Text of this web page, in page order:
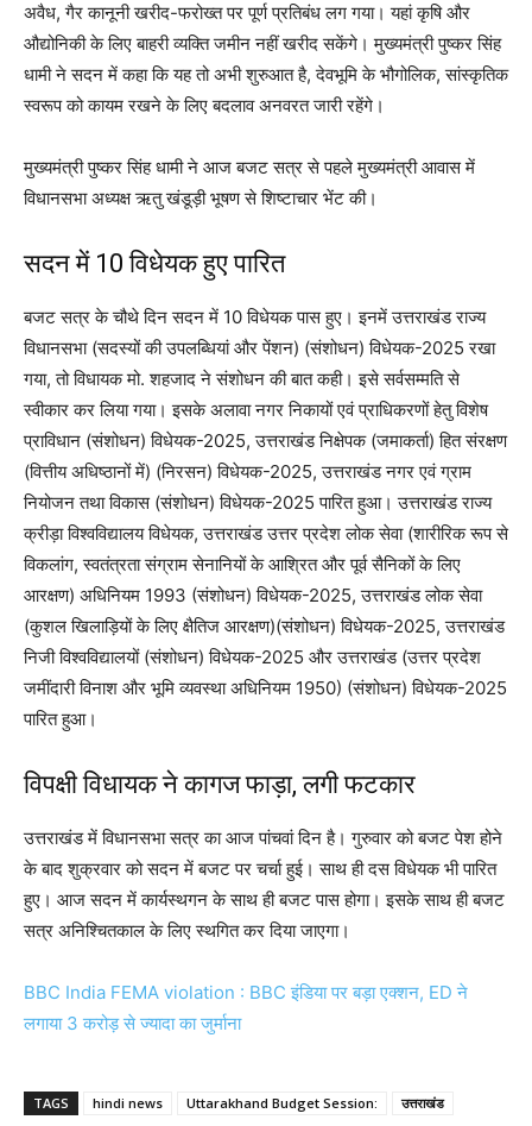
अवैध, गैर कानूनी खरीद-फरोख्त पर पूर्ण प्रतिबंध लग गया। यहां कृषि और
औद्योनिकी के लिए बाहरी व्यक्ति जमीन नहीं खरीद सकेंगे। मुख्यमंत्री पुष्कर सिंह
धामी ने सदन में कहा कि यह तो अभी शुरुआत है, देवभूमि के भौगोलिक, सांस्कृतिक
स्वरूप को कायम रखने के लिए बदलाव अनवरत जारी रहेंगे।
मुख्यमंत्री पुष्कर सिंह धामी ने आज बजट सत्र से पहले मुख्यमंत्री आवास में
विधानसभा अध्यक्ष ऋतु खंडूड़ी भूषण से शिष्टाचार भेंट की।
सदन में 10 विधेयक हुए पारित
बजट सत्र के चौथे दिन सदन में 10 विधेयक पास हुए। इनमें उत्तराखंड राज्य
विधानसभा (सदस्यों की उपलब्धियां और पेंशन) (संशोधन) विधेयक-2025 रखा
गया, तो विधायक मो. शहजाद ने संशोधन की बात कही। इसे सर्वसम्मति से
स्वीकार कर लिया गया। इसके अलावा नगर निकायों एवं प्राधिकरणों हेतु विशेष
प्राविधान (संशोधन) विधेयक-2025, उत्तराखंड निक्षेपक (जमाकर्ता) हित संरक्षण
(वित्तीय अधिष्ठानों में) (निरसन) विधेयक-2025, उत्तराखंड नगर एवं ग्राम
नियोजन तथा विकास (संशोधन) विधेयक-2025 पारित हुआ। उत्तराखंड राज्य
क्रीड़ा विश्वविद्यालय विधेयक, उत्तराखंड उत्तर प्रदेश लोक सेवा (शारीरिक रूप से
विकलांग, स्वतंत्रता संग्राम सेनानियों के आश्रित और पूर्व सैनिकों के लिए
आरक्षण) अधिनियम 1993 (संशोधन) विधेयक-2025, उत्तराखंड लोक सेवा
(कुशल खिलाड़ियों के लिए क्षैतिज आरक्षण)(संशोधन) विधेयक-2025, उत्तराखंड
निजी विश्वविद्यालयों (संशोधन) विधेयक-2025 और उत्तराखंड (उत्तर प्रदेश
जमींदारी विनाश और भूमि व्यवस्था अधिनियम 1950) (संशोधन) विधेयक-2025
पारित हुआ।
विपक्षी विधायक ने कागज फाड़ा, लगी फटकार
उत्तराखंड में विधानसभा सत्र का आज पांचवां दिन है। गुरुवार को बजट पेश होने
के बाद शुक्रवार को सदन में बजट पर चर्चा हुई। साथ ही दस विधेयक भी पारित
हुए। आज सदन में कार्यस्थगन के साथ ही बजट पास होगा। इसके साथ ही बजट
सत्र अनिश्चितकाल के लिए स्थगित कर दिया जाएगा।
BBC India FEMA violation : BBC इंडिया पर बड़ा एक्शन, ED ने
लगाया 3 करोड़ से ज्यादा का जुर्माना
TAGS hindi news Uttarakhand Budget Session: उत्तराखंड